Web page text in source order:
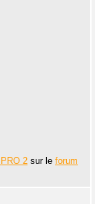
2 sur le forum